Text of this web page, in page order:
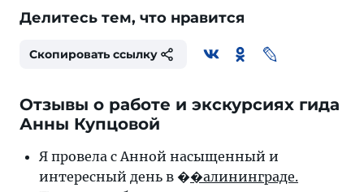
Делитесь тем, что нравится
Скопировать ссылку
Отзывы о работе и экскурсиях гида
Анны Купцовой
Я провела с Анной насыщенный и
интересный день в ��алининграде.